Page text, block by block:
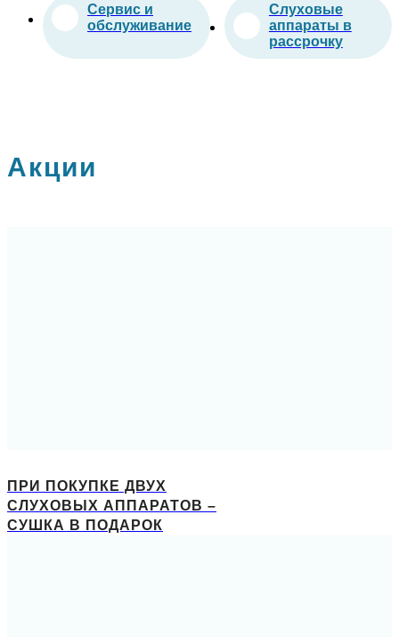
Сервис и
обслуживание
Слуховые
аппараты в
рассрочку
Акции
ПРИ ПОКУПКЕ ДВУХ
СЛУХОВЫХ АППАРАТОВ –
СУШКА В ПОДАРОК